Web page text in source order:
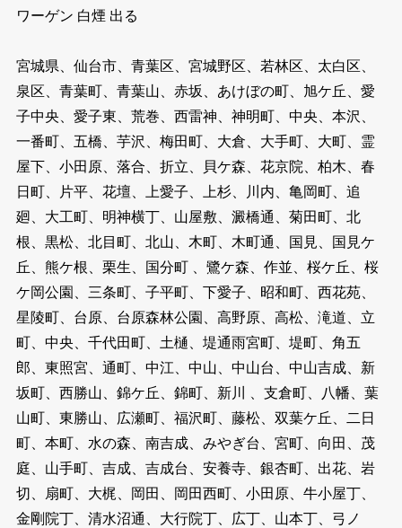
ワーゲン 白煙 出る
宮城県、仙台市、青葉区、宮城野区、若林区、太白区、
泉区、青葉町、青葉山、赤坂、あけぼの町、旭ケ丘、愛
子中央、愛子東、荒巻、西雷神、神明町、中央、本沢、
一番町、五橋、芋沢、梅田町、大倉、大手町、大町、霊
屋下、小田原、落合、折立、貝ケ森、花京院、柏木、春
日町、片平、花壇、上愛子、上杉、川内、亀岡町、追
廻、大工町、明神横丁、山屋敷、澱橋通、菊田町、北
根、黒松、北目町、北山、木町、木町通、国見、国見ケ
丘、熊ケ根、栗生、国分町 、鷺ケ森、作並、桜ケ丘、桜
ケ岡公園、三条町、子平町、下愛子、昭和町、西花苑、
星陵町、台原、台原森林公園、高野原、高松、滝道、立
町、中央、千代田町、土樋、堤通雨宮町、堤町、角五
郎、東照宮、通町、中江、中山、中山台、中山吉成、新
坂町、西勝山、錦ケ丘、錦町、新川 、支倉町、八幡、葉
山町、東勝山、広瀬町、福沢町、藤松、双葉ケ丘、二日
町、本町、水の森、南吉成、みやぎ台、宮町、向田、茂
庭、山手町、吉成、吉成台、安養寺、銀杏町、出花、岩
切、扇町、大梶、岡田、岡田西町、小田原、牛小屋丁、
金剛院丁、清水沼通、大行院丁、広丁、山本丁、弓ノ